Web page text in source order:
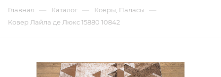
Главная — Каталог — Ковры, Паласы —
Ковер Лайла де Люкс 15880 10842